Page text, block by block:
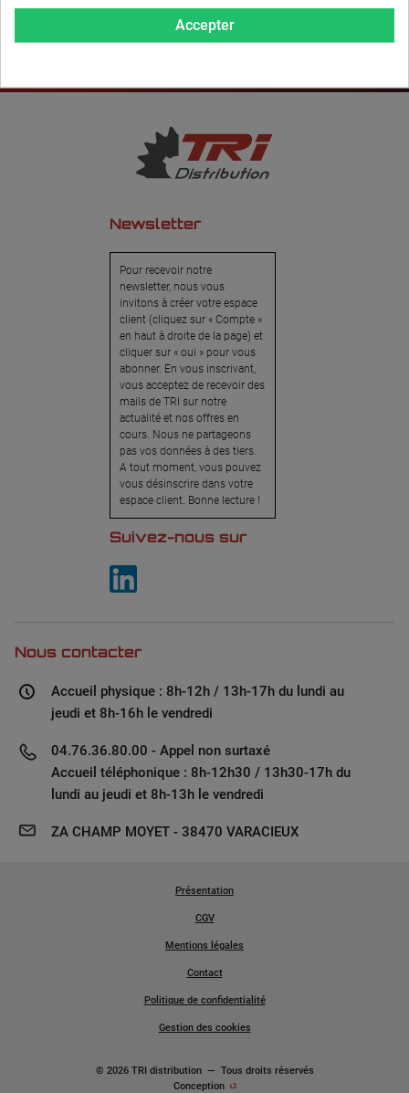
Newsletter
Pour recevoir notre
newsletter, nous vous
invitons à créer votre espace
client (cliquez sur « Compte »
en haut à droite de la page) et
cliquer sur « oui » pour vous
abonner. En vous inscrivant,
vous acceptez de recevoir des
mails de TRI sur notre
actualité et nos offres en
cours. Nous ne partageons
pas vos données à des tiers.
A tout moment, vous pouvez
vous désinscrire dans votre
espace client. Bonne lecture !
Suivez-nous sur
Nous contacter
Accueil physique : 8h-12h / 13h-17h du lundi au
jeudi et 8h-16h le vendredi
04.76.36.80.00 - Appel non surtaxé
Accueil téléphonique : 8h-12h30 / 13h30-17h du
lundi au jeudi et 8h-13h le vendredi
ZA CHAMP MOYET - 38470 VARACIEUX
Présentation
CGV
Mentions légales
Contact
Politique de confidentialité
Gestion des cookies
© 2026 TRI distribution — Tous droits réservés
Conception
Accepter